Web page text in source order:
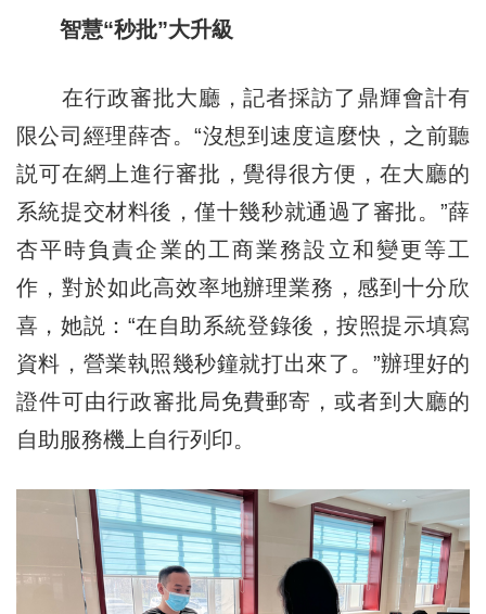
智慧“秒批”大升級
在行政審批大廳，記者採訪了鼎輝會計有
限公司經理薛杏。“沒想到速度這麼快，之前聽
説可在網上進行審批，覺得很方便，在大廳的
系統提交材料後，僅十幾秒就通過了審批。”薛
杏平時負責企業的工商業務設立和變更等工
作，對於如此高效率地辦理業務，感到十分欣
喜，她説：“在自助系統登錄後，按照提示填寫
資料，營業執照幾秒鐘就打出來了。”辦理好的
證件可由行政審批局免費郵寄，或者到大廳的
自助服務機上自行列印。